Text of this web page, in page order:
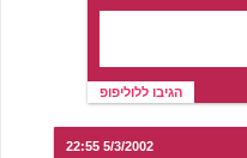
הגיבו ללוליפופ
5/3/2002 22:55